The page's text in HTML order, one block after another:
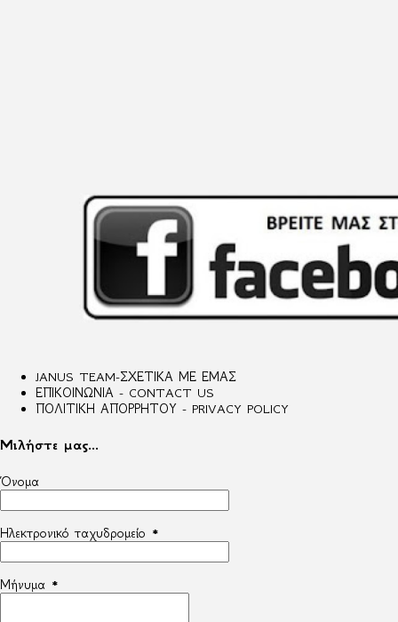
JANUS TEAM-ΣΧΕΤΙΚΑ ΜΕ ΕΜΑΣ
ΕΠΙΚΟΙΝΩΝΙΑ - CONTACT US
ΠΟΛΙΤΙΚΗ ΑΠΟΡΡΗΤΟΥ - PRIVACY POLICY
Μιλήστε μας...
Όνομα
Ηλεκτρονικό ταχυδρομείο *
Μήνυμα *